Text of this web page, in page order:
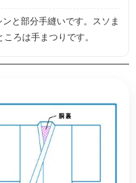
と部分手縫いです。スソま
ろは手まつりです。